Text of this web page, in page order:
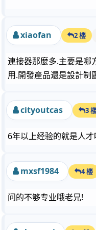
xiaofan 2 楼
連接器那麼多.主要是哪
用.開發產品還是設計制
cityoutcas 3
6年以上经验的就是人才
mxsf1984 4 楼
问的不够专业哦老兄!